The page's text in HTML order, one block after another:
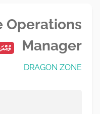
Operations
Manager
DRAGON ZONE